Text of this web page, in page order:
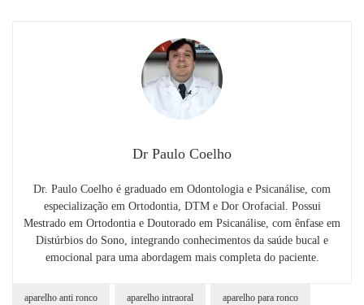
Dr Paulo Coelho
Dr. Paulo Coelho é graduado em Odontologia e Psicanálise, com
especialização em Ortodontia, DTM e Dor Orofacial. Possui
Mestrado em Ortodontia e Doutorado em Psicanálise, com ênfase em
Distúrbios do Sono, integrando conhecimentos da saúde bucal e
emocional para uma abordagem mais completa do paciente.
aparelho anti ronco aparelho intraoral aparelho para ronco